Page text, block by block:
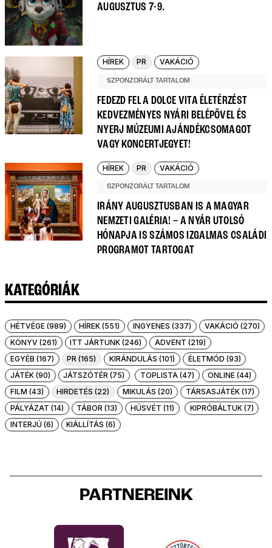
AUGUSZTUS 7-9.
HÍREK PR VAKÁCIÓ
SZPONZORÁLT TARTALOM
FEDEZD FEL A DOLCE VITA ÉLETÉRZÉST
KEDVEZMÉNYES NYÁRI BELÉPŐVEL ÉS
NYERJ MÚZEUMI AJÁNDÉKCSOMAGOT
VAGY KONCERTJEGYET!
HÍREK PR VAKÁCIÓ
SZPONZORÁLT TARTALOM
IRÁNY AUGUSZTUSBAN IS A MAGYAR
NEMZETI GALÉRIA! – A NYÁR UTOLSÓ
HÓNAPJA IS SZÁMOS IZGALMAS CSALÁDI
PROGRAMOT TARTOGAT
KATEGÓRIÁK
HÉTVÉGE (989) HÍREK (551) INGYENES (337)
VAKÁCIÓ (270)
KÖNYV (261)
ITT JÁRTUNK (246)
ADVENT (219)
EGYÉB (167)
PR (165) KIRÁNDULÁS (101)
ÉLETMÓD (93)
JÁTÉK (90)
JÁTSZÓTÉR (75) TOPLISTA (47)
ONLINE (44)
FILM (43)
HIRDETÉS (22) MIKULÁS (20)
TÁRSASJÁTÉK (17)
PÁLYÁZAT (14)
TÁBOR (13) HÚSVÉT (11)
KIPRÓBÁLTUK (7)
INTERJÚ (6)
KIÁLLÍTÁS (6)
PARTNEREINK